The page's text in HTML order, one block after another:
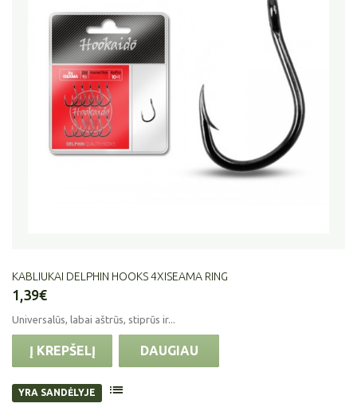
KABLIUKAI DELPHIN HOOKS 4XISEAMA RING
1,39€
Universalūs, labai aštrūs, stiprūs ir...
Į KREPŠELĮ DAUGIAU
YRA SANDĖLYJE